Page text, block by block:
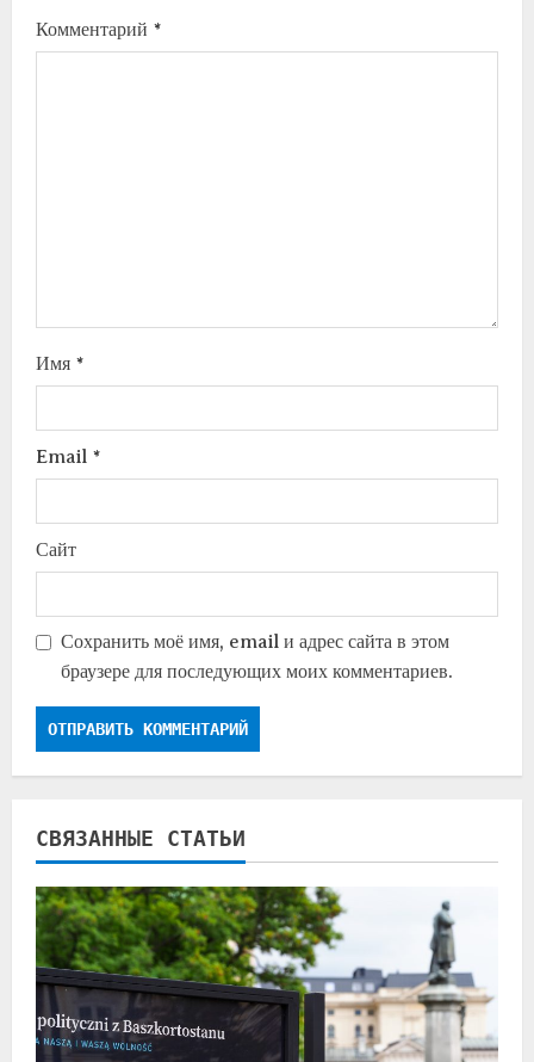
Комментарий *
Имя *
Email *
Сайт
Сохранить моё имя, email и адрес сайта в этом
браузере для последующих моих комментариев.
СВЯЗАННЫЕ СТАТЬИ